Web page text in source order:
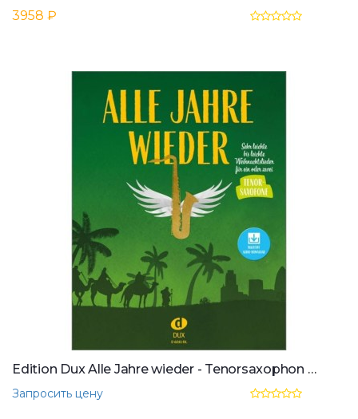
3958 ₽
Edition Dux Alle Jahre wieder - Tenorsaxophon mit Download
Запросить цену